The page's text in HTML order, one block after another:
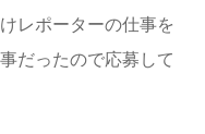
レポーターの仕事を
だったので応募して